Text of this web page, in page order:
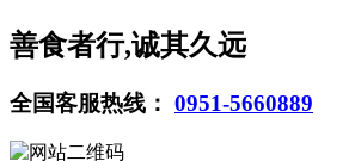
善食者行,诚其久远
全国客服热线： 0951-5660889